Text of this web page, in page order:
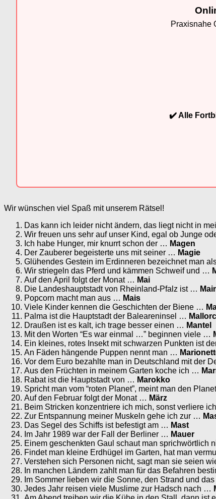
Praxisnahe
✔️ Alle
Wir wünschen viel Spaß mit unserem Rätsel!
Das kann ich leider nicht ändern, das liegt nicht in
Wir freuen uns sehr auf unser Kind, egal ob Junge
Ich habe Hunger, mir knurrt schon der … Magen
Der Zauberer begeisterte uns mit seiner … Magie
Glühendes Gestein im Erdinneren bezeichnet man
Wir striegeln das Pferd und kämmen Schweif und …
Auf den April folgt der Monat … Mai
Die Landeshauptstadt von Rheinland-Pfalz ist …
Popcorn macht man aus … Mais
Viele Kinder kennen die Geschichten der Biene …
Palma ist die Hauptstadt der Baleareninsel …
Draußen ist es kalt, ich trage besser einen … Mantel
Mit den Worten “Es war einmal …” beginnen viele …
Ein kleines, rotes Insekt mit schwarzen Punkten ist
An Fäden hängende Puppen nennt man …
Vor dem Euro bezahlte man in Deutschland mit der
Aus den Früchten in meinem Garten koche ich …
Rabat ist die Hauptstadt von … Marokko
Spricht man vom “roten Planet”, meint man den
Auf den Februar folgt der Monat … März
Beim Stricken konzentriere ich mich, sonst verliere
Zur Entspannung meiner Muskeln gehe ich zur …
Das Segel des Schiffs ist befestigt am … Mast
Im Jahr 1989 war der Fall der Berliner … Mauer
Einem geschenkten Gaul schaut man sprichwörtlich
Findet man kleine Erdhügel im Garten, hat man
Verstehen sich Personen nicht, sagt man sie seien
In manchen Ländern zahlt man für das Befahren
Im Sommer lieben wir die Sonne, den Strand und
Jedes Jahr reisen viele Muslime zur Hadsch nach …